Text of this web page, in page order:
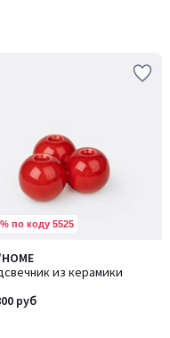
по коду 5525
из керамики
руб